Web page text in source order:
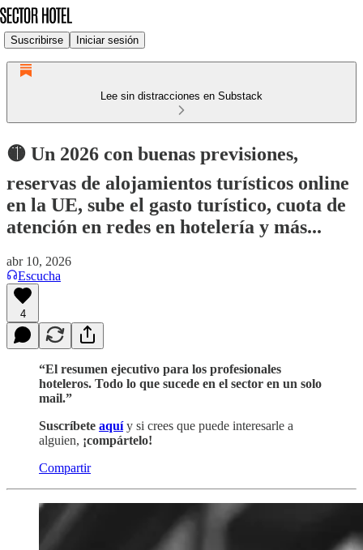
Suscribirse Iniciar sesión
Lee sin distracciones en Substack
🟡 Un 2026 con buenas previsiones,
reservas de alojamientos turísticos online
en la UE, sube el gasto turístico, cuota de
atención en redes en hotelería y más...
abr 10, 2026
Escucha
4
“El resumen ejecutivo para los profesionales
hoteleros. Todo lo que sucede en el sector en un solo
mail.”
Suscríbete aquí y si crees que puede interesarle a
alguien, ¡compártelo!
Compartir